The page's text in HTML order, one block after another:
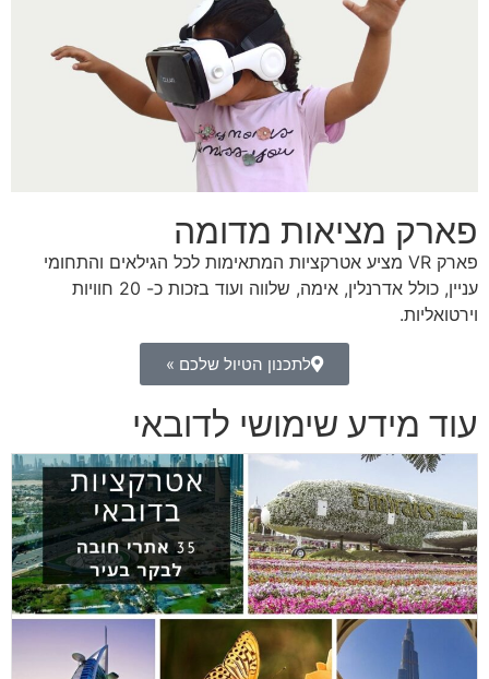
פארק מציאות מדומה
פארק VR מציע אטרקציות המתאימות לכל הגילאים והתחומי
עניין, כולל אדרנלין, אימה, שלווה ועוד בזכות כ-
20 חוויות
וירטואליות.
לתכנון הטיול שלכם »
עוד מידע שימושי לדובאי